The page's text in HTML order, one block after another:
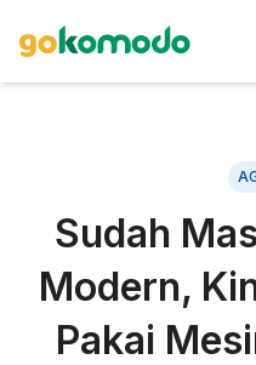
Sudah
Modern,
Pakai